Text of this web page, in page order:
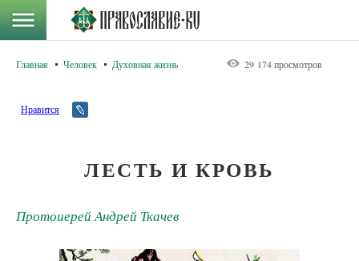
Главная Человек Духовная жизнь 29 174 просмотров
Нравится
ЛЕСТЬ И КРОВЬ
Протоиерей Андрей Ткачев